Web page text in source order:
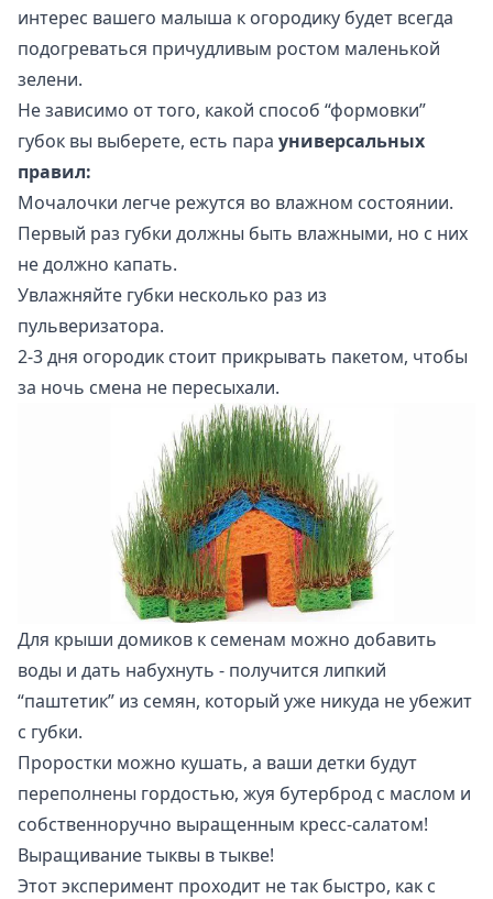
интерес вашего малыша к огородику будет всегда
подогреваться причудливым ростом маленькой
зелени.
Не зависимо от того, какой способ “формовки”
губок вы выберете, есть пара универсальных
правил:
Мочалочки легче режутся во влажном состоянии.
Первый раз губки должны быть влажными, но с них
не должно капать.
Увлажняйте губки несколько раз из
пульверизатора.
2-3 дня огородик стоит прикрывать пакетом, чтобы
за ночь смена не пересыхали.
Для крыши домиков к семенам можно добавить
воды и дать набухнуть - получится липкий
“паштетик” из семян, который уже никуда не убежит
с губки.
Проростки можно кушать, а ваши детки будут
переполнены гордостью, жуя бутерброд с маслом и
собственноручно выращенным кресс-салатом!
Выращивание тыквы в тыкве!
Этот эксперимент проходит не так быстро, как с